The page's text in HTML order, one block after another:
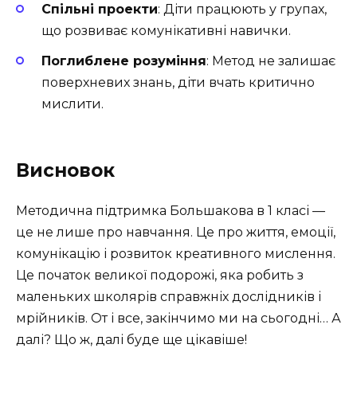
Спільні проекти: Діти працюють у групах,
що розвиває комунікативні навички.
Поглиблене розуміння: Метод не залишає
поверхневих знань, діти вчать критично
мислити.
Висновок
Методична підтримка Большакова в 1 класі —
це не лише про навчання. Це про життя, емоції,
комунікацію і розвиток креативного мислення.
Це початок великої подорожі, яка робить з
маленьких школярів справжніх дослідників і
мрійників. От і все, закінчимо ми на сьогодні… А
далі? Що ж, далі буде ще цікавіше!